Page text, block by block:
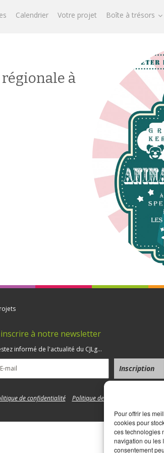
Pour offrir les
cookies pour
ces technologies
navigation ou les
consentement
Calendrier Votre projet Boîte à trésors
à
à notre newsletter
informé de l'actualité du CJLg...
de confidentialité Politique de cookies